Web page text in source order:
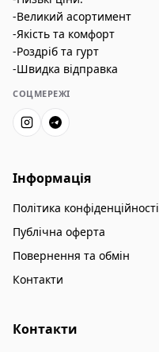
-Великий асортимент
-Якість та комфорт
-Роздріб та гурт
-Швидка відправка
СОЦМЕРЕЖІ
Інформація
Політика конфіденційності
Публічна оферта
Повернення та обмін
Контакти
Контакти